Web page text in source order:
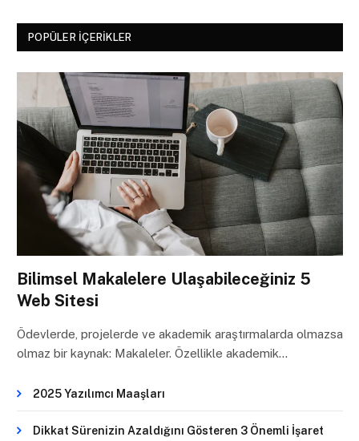
POPÜLER İÇERIKLER
Bilimsel Makalelere Ulaşabileceğiniz 5
Web Sitesi
Ödevlerde, projelerde ve akademik araştırmalarda olmazsa
olmaz bir kaynak: Makaleler. Özellikle akademik…
2025 Yazılımcı Maaşları
Dikkat Sürenizin Azaldığını Gösteren 3 Önemli İşaret